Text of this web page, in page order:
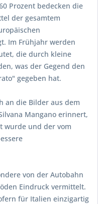
Prozent bedecken die
der gesamtem
Im Frühjahr werden
die durch kleine
was der Gegend den
gegeben hat.
an die Bilder aus dem
Mangano erinnert,
wurde und der vom
von der Autobahn
Eindruck vermittelt.
für Italien einzigartig